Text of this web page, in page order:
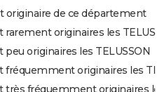
originaire de ce département
originaires les
originaires les TELUSSON
originaires les
fréquemment originaires